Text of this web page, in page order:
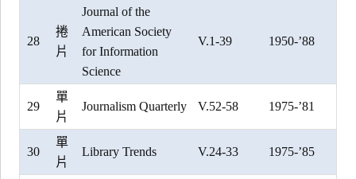
28
捲
片
Journal of the
American Society
for Information
Science
V.1-39 1950-’88
29
單
片
Journalism Quarterly V.52-58 1975-’81
30
單
片
Library Trends V.24-33 1975-’85